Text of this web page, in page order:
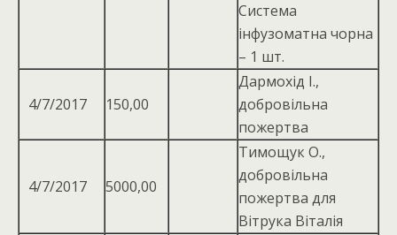
Система
інфузоматна чорна
– 1 шт.
4/7/2017 150,00
Дармохід І.,
добровільна
пожертва
4/7/2017 5000,00
Тимощук О.,
добровільна
пожертва для
Вітрука Віталія